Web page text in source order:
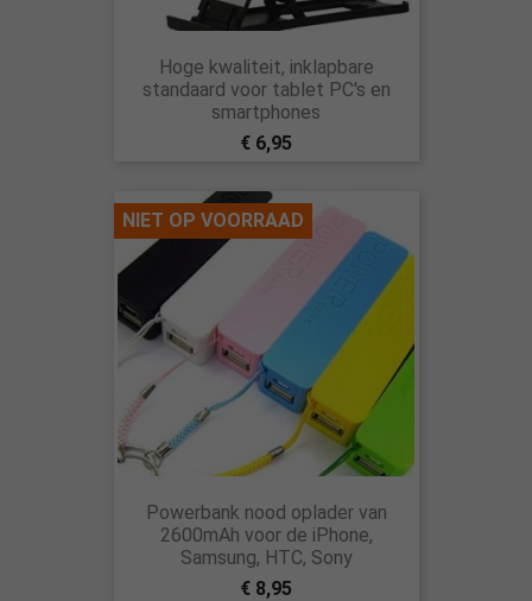
Hoge kwaliteit, inklapbare
standaard voor tablet PC's en
smartphones
€ 6,95
Powerbank nood oplader van
2600mAh voor de iPhone,
Samsung, HTC, Sony
€ 8,95
NIET OP VOORRAAD